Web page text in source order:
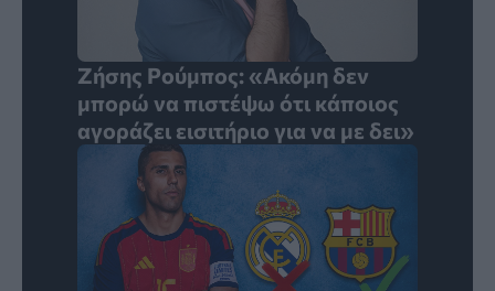
Ζήσης Ρούμπος: «Ακόμη δεν
μπορώ να πιστέψω ότι κάποιος
αγοράζει εισιτήριο για να με δει»